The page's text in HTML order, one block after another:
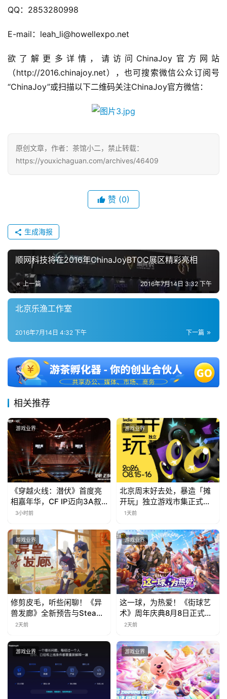
QQ：2853280998
E-mail：leah_li@howellexpo.net
欲了解更多详情，请访问ChinaJoy官方网站
（http://2016.chinajoy.net），也可搜索微信公众订阅号
“ChinaJoy”或扫描以下二维码关注ChinaJoy官方微信：
原创文章，作者：茶馆小二，禁止转载：
https://youxichaguan.com/archives/46409
赞 (0)
生成海报
顺网科技将在2016年ChinaJoyBTOC展区精彩亮相
上一篇 2016年7月14日 3:32 下午
北京乐渔工作室
下一篇
2016年7月14日 4:32 下午
相关推荐
游戏业界
《穿越火线：潜伏》首度亮
相嘉年华，CF IP迈向3A叙
事新高度
3小时前
游戏业界
北京周末好去处，暴造「摊
开玩」独立游戏市集正式开
票！
1天前
游戏业界
修剪皮毛，听些闲聊！《异
兽发廊》全新预告与Steam
免费试玩公开
2天前
游戏业界
这一球，为热爱！《街球艺
术》周年庆典8月8日正式上
线，多重福利与全新内容同
2天前
游戏业界 游戏业界